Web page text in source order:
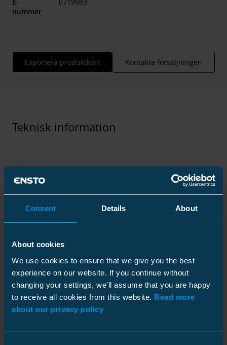
Consent Details About
About cookies
We use cookies to ensure that we give you the best
experience on our website. If you continue without
changing your settings, we'll assume that you are happy
to receive all cookies from this website. Read more
about our privacy policy
nummer
Exportera produktkort Kontakta försäljningen
Teknisk information
Tekniska specifikationer
Elektriska värden
Nominal cross section
25 ... 95 mm²
Ledarstorlek 12 kV
Förpackning
Kartong
Storlek
1 st
Nedladdningar